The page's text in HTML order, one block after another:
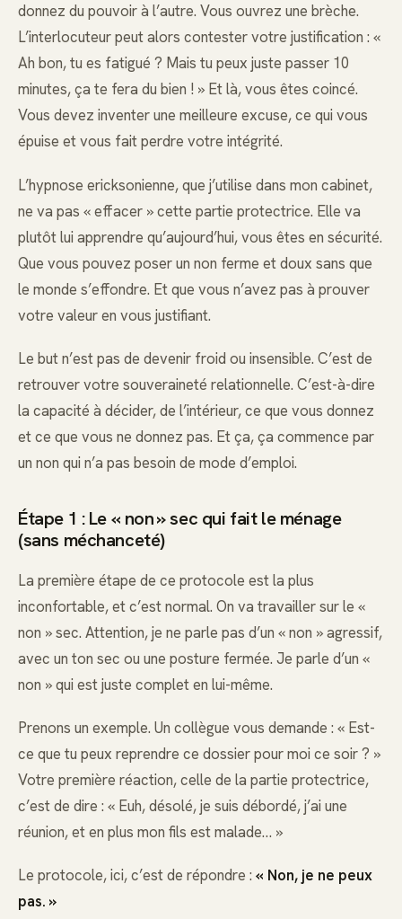
donnez du pouvoir à l’autre. Vous ouvrez une brèche.
L’interlocuteur peut alors contester votre justification : «
Ah bon, tu es fatigué ? Mais tu peux juste passer 10
minutes, ça te fera du bien ! » Et là, vous êtes coincé.
Vous devez inventer une meilleure excuse, ce qui vous
épuise et vous fait perdre votre intégrité.
L’hypnose ericksonienne, que j’utilise dans mon cabinet,
ne va pas « effacer » cette partie protectrice. Elle va
plutôt lui apprendre qu’aujourd’hui, vous êtes en sécurité.
Que vous pouvez poser un non ferme et doux sans que
le monde s’effondre. Et que vous n’avez pas à prouver
votre valeur en vous justifiant.
Le but n’est pas de devenir froid ou insensible. C’est de
retrouver votre souveraineté relationnelle. C’est-à-dire
la capacité à décider, de l’intérieur, ce que vous donnez
et ce que vous ne donnez pas. Et ça, ça commence par
un non qui n’a pas besoin de mode d’emploi.
Étape 1 : Le « non » sec qui fait le ménage
(sans méchanceté)
La première étape de ce protocole est la plus
inconfortable, et c’est normal. On va travailler sur le «
non » sec. Attention, je ne parle pas d’un « non » agressif,
avec un ton sec ou une posture fermée. Je parle d’un «
non » qui est juste complet en lui-même.
Prenons un exemple. Un collègue vous demande : « Est-
ce que tu peux reprendre ce dossier pour moi ce soir ? »
Votre première réaction, celle de la partie protectrice,
c’est de dire : « Euh, désolé, je suis débordé, j’ai une
réunion, et en plus mon fils est malade… »
Le protocole, ici, c’est de répondre : « Non, je ne peux
pas. »